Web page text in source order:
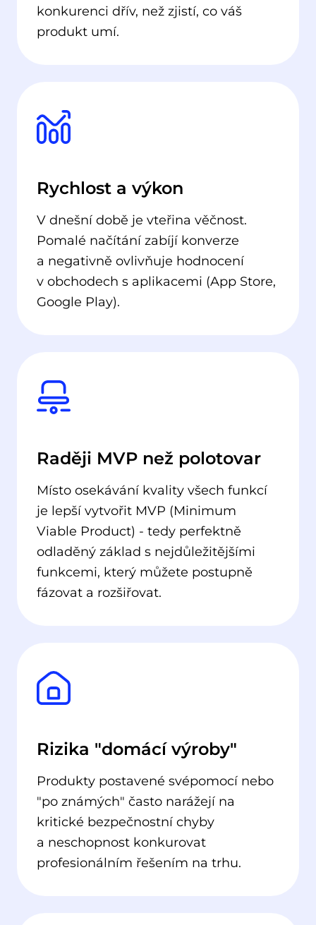
konkurenci dřív, než zjistí, co váš
produkt umí.
Rychlost a výkon
V dnešní době je vteřina věčnost.
Pomalé načítání zabíjí konverze
a negativně ovlivňuje hodnocení
v obchodech s aplikacemi (App Store,
Google Play).
Raději MVP než polotovar
Místo osekávání kvality všech funkcí
je lepší vytvořit MVP (Minimum
Viable Product) - tedy perfektně
odladěný základ s nejdůležitějšími
funkcemi, který můžete postupně
fázovat a rozšiřovat.
Rizika "domácí výroby"
Produkty postavené svépomocí nebo
"po známých" často narážejí na
kritické bezpečnostní chyby
a neschopnost konkurovat
profesionálním řešením na trhu.